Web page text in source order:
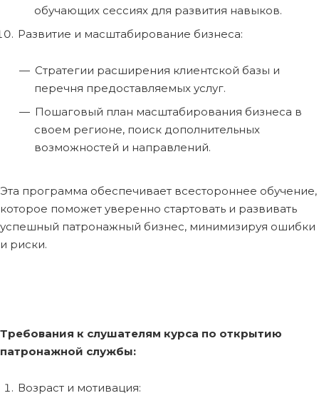
обучающих сессиях для развития навыков.
Развитие и масштабирование бизнеса:
Стратегии расширения клиентской базы и
перечня предоставляемых услуг.
Пошаговый план масштабирования бизнеса в
своем регионе, поиск дополнительных
возможностей и направлений.
Эта программа обеспечивает всестороннее обучение,
которое поможет уверенно стартовать и развивать
успешный патронажный бизнес, минимизируя ошибки
и риски.
Требования к слушателям курса по открытию
патронажной службы:
Возраст и мотивация: